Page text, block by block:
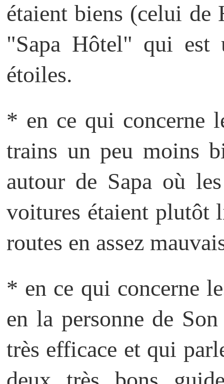
étaient biens (celui de
"Sapa Hôtel" qui est
étoiles.
* en ce qui concerne
trains un peu moins
autour de Sapa où
voitures étaient plutôt
routes en assez
* en ce qui concerne
en la personne de
très efficace et qui